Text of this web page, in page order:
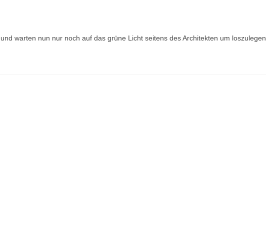
warten nun nur noch auf das grüne Licht seitens des Architekten um loszulegen.